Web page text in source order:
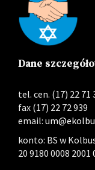
Dane
tel. cen. (17) 22 71
fax (17) 22 72 939
email:
konto: BS w
20 9180 0008 2001